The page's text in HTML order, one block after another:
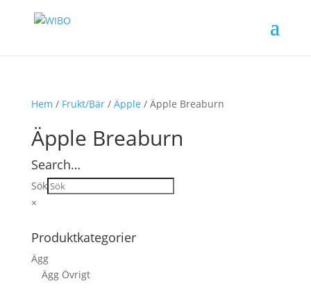
Hem / Frukt/Bär/ Äpple / Äpple Breaburn
Äpple Breaburn
Search…
Sök
×
Produktkategorier
Ägg
Ägg Övrigt